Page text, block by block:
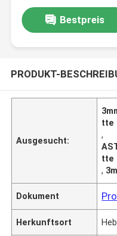
Bestpreis
PRODUKT-
Ausgesucht:
tte
,
tte
,
Dokument
Herkunftsort